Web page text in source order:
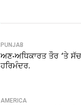
PUNJAB
ਅਣ-ਅਧਿਕਾਰਤ ਤੌਰ ‘ਤੇ
ਹਰਿਮੰਦਰ.
AMERICA